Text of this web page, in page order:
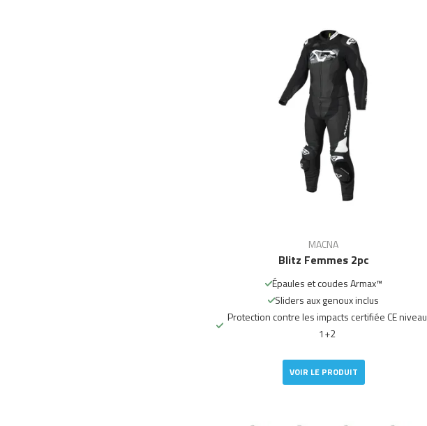
MACNA
Blitz Femmes 2pc
Épaules et coudes Armax™
Sliders aux genoux inclus
Protection contre les impacts certifiée CE niveau
1+2
VOIR LE PRODUIT